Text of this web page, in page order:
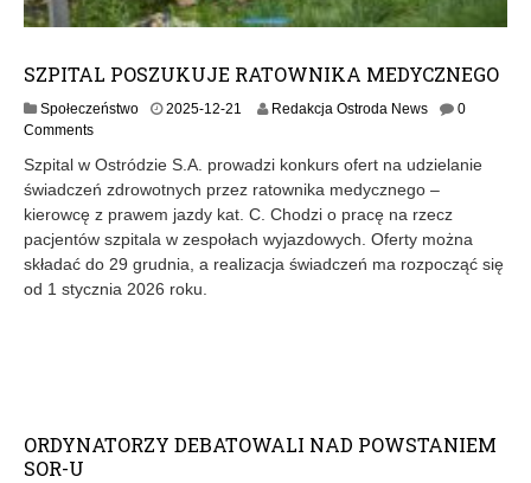
SZPITAL POSZUKUJE RATOWNIKA MEDYCZNEGO
Społeczeństwo 2025-12-21 Redakcja Ostroda News
0
Comments
Szpital w Ostródzie S.A. prowadzi konkurs ofert na udzielanie
świadczeń zdrowotnych przez ratownika medycznego –
kierowcę z prawem jazdy kat. C. Chodzi o pracę na rzecz
pacjentów szpitala w zespołach wyjazdowych. Oferty można
składać do 29 grudnia, a realizacja świadczeń ma rozpocząć się
od 1 stycznia 2026 roku.
ORDYNATORZY DEBATOWALI NAD POWSTANIEM
SOR-U